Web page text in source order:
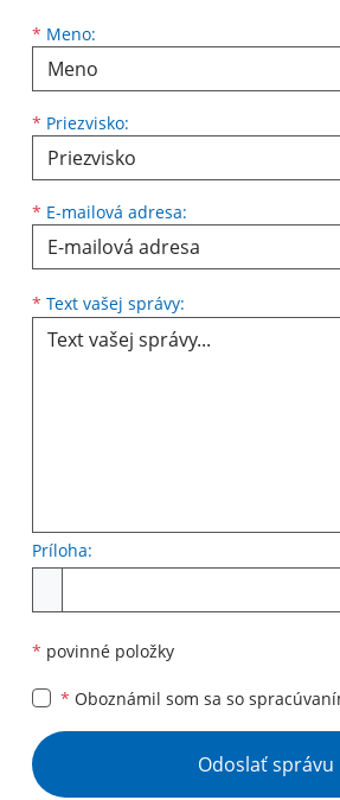
* Meno:
Meno
* Priezvisko:
Priezvisko
* E-mailová adresa:
E-mailová adresa
* Text vašej správy:
Príloha:
* povinné položky
* Oboznámil som sa so
Google reCaptcha Response
Odoslať správu